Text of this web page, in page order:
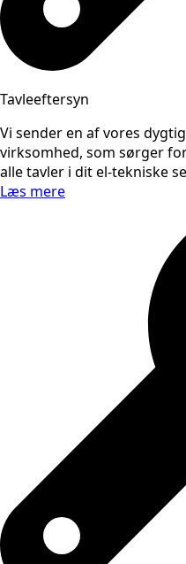
Tavleeftersyn
Vi sender en af vores
virksomhed, som sørger
alle tavler i dit el-tekniske
Læs mere